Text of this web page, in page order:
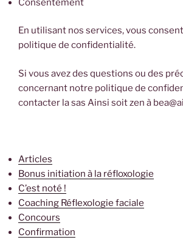
En utilisant nos services, vous
politique de confidentialité.
Si vous avez des questions ou des
concernant notre politique de
contacter la sas Ainsi soit zen à
Articles
Bonus initiation à la réfloxologie
C’est noté !
Coaching Réflexologie faciale
Concours
Confirmation